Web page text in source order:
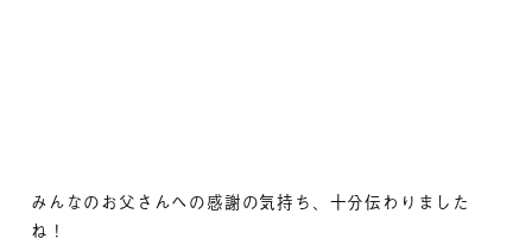
みんなのお父さんへの感謝の気持ち、十分伝わりました
ね！